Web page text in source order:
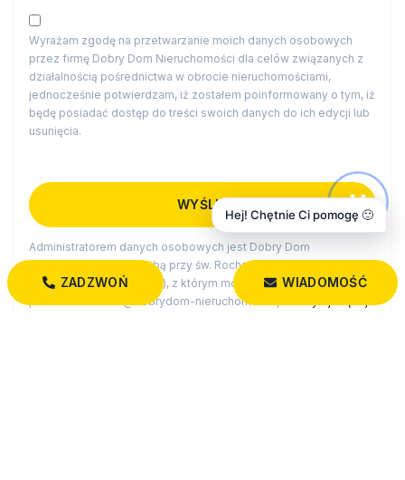
Wyrażam zgodę na przetwarzanie moich danych osobowych
przez firmę Dobry Dom Nieruchomości dla celów związanych z
działalnością pośrednictwa w obrocie nieruchomościami,
jednocześnie potwierdzam, iż zostałem poinformowany o tym, iż
będę posiadać dostęp do treści swoich danych do ich edycji lub
usunięcia.
Administratorem danych osobowych jest Dobry Dom
Nieruchomości z siedzibą przy św. Rocha 5 lok. 202, 15-879
Białystok (“Administrator”), z którym można się skontaktować
przez adres biuro@dobrydom-nieruchomosci.pl…
ZADZWOŃ WIADOMOŚĆ
Hej! Chętnie Ci pomogę 🙂